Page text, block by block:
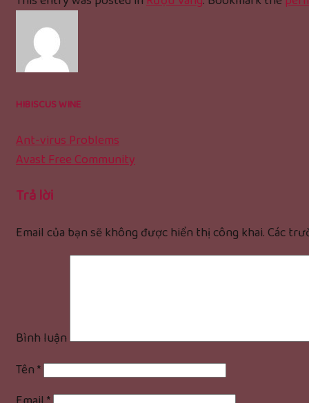
HIBISCUS WINE
Ant-virus Problems
Avast Free Community
Trả lời
Email của bạn sẽ không được hiển thị công khai.Các
Bình luận
Tên*